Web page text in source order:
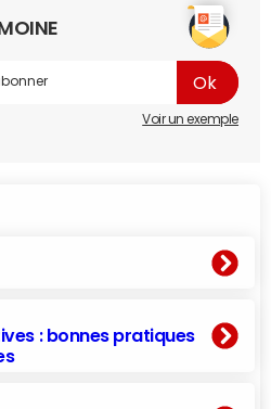
Voir un exemple
: bonnes pratiques